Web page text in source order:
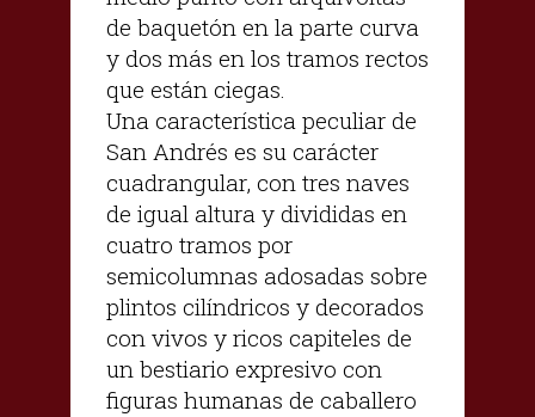
de baquetón en la parte curva
y dos más en los tramos rectos
que están ciegas.
Una característica peculiar de
San Andrés es su carácter
cuadrangular, con tres naves
de igual altura y divididas en
cuatro tramos por
semicolumnas adosadas sobre
plintos cilíndricos y decorados
con vivos y ricos capiteles de
un bestiario expresivo con
figuras humanas de caballero